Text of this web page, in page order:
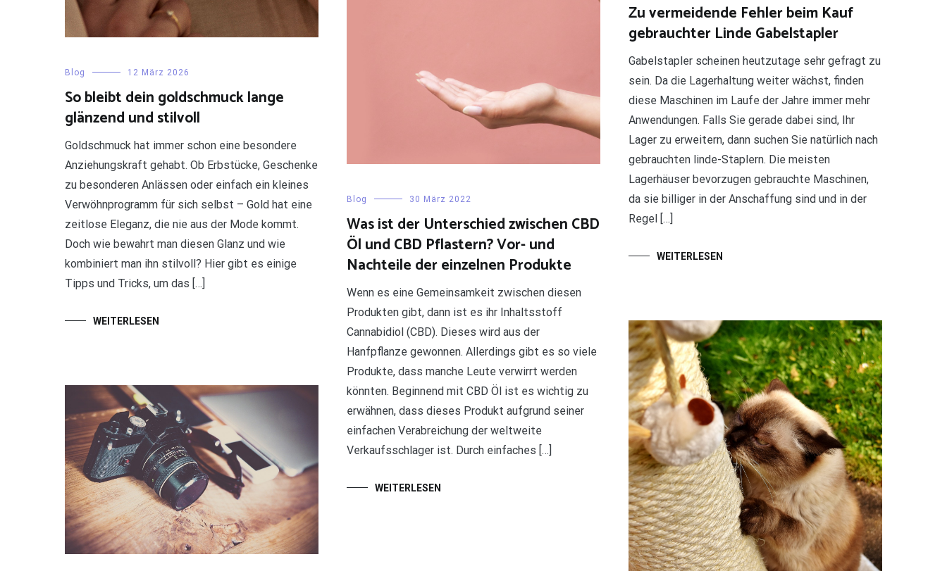
Blog 12 März 2026
So bleibt dein goldschmuck lange
glänzend und stilvoll
Goldschmuck hat immer schon eine besondere
Anziehungskraft gehabt. Ob Erbstücke, Geschenke
zu besonderen Anlässen oder einfach ein kleines
Verwöhnprogramm für sich selbst – Gold hat eine
zeitlose Eleganz, die nie aus der Mode kommt.
Doch wie bewahrt man diesen Glanz und wie
kombiniert man ihn stilvoll? Hier gibt es einige
Tipps und Tricks, um das […]
WEITERLESEN
Blog 30 März 2022
Was ist der Unterschied zwischen CBD
Öl und CBD Pflastern? Vor- und
Nachteile der einzelnen Produkte
Wenn es eine Gemeinsamkeit zwischen diesen
Produkten gibt, dann ist es ihr Inhaltsstoff
Cannabidiol (CBD). Dieses wird aus der
Hanfpflanze gewonnen. Allerdings gibt es so viele
Produkte, dass manche Leute verwirrt werden
könnten. Beginnend mit CBD Öl ist es wichtig zu
erwähnen, dass dieses Produkt aufgrund seiner
einfachen Verabreichung der weltweite
Verkaufsschlager ist. Durch einfaches […]
WEITERLESEN
Zu vermeidende Fehler beim Kauf
gebrauchter Linde Gabelstapler
Gabelstapler scheinen heutzutage sehr gefragt zu
sein. Da die Lagerhaltung weiter wächst, finden
diese Maschinen im Laufe der Jahre immer mehr
Anwendungen. Falls Sie gerade dabei sind, Ihr
Lager zu erweitern, dann suchen Sie natürlich nach
gebrauchten linde-Staplern. Die meisten
Lagerhäuser bevorzugen gebrauchte Maschinen,
da sie billiger in der Anschaffung sind und in der
Regel […]
WEITERLESEN